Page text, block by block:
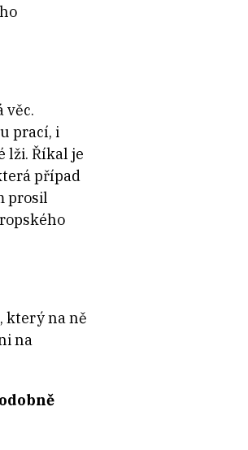
věc.
prací, i
lži. Říkal je
případ
prosil
který na ně
na